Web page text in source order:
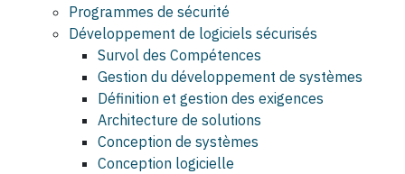
Programmes de sécurité
Développement de logiciels sécurisés
Survol des Compétences
Gestion du développement de systèmes
Définition et gestion des exigences
Architecture de solutions
Conception de systèmes
Conception logicielle